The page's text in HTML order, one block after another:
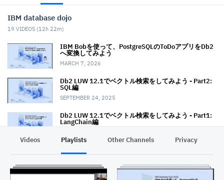
IBM database dojo
19 VIDEOS (12h 22m)
IBM Bobを使って、PostgreSQLのToDoアプリをDb2
へ変換してみよう
MARCH 7, 2026
Db2 LUW 12.1でベクトル検索をしてみよう - Part2:
SQL編
SEPTEMBER 24, 2025
Db2 LUW 12.1でベクトル検索をしてみよう - Part1:
LangChain編
Videos Playlists Other Channels Privacy